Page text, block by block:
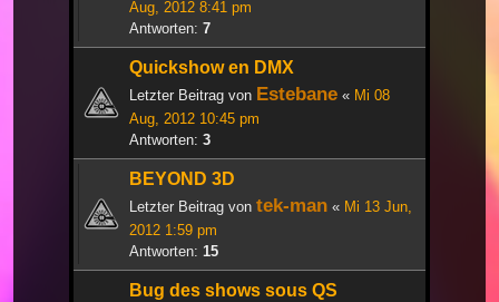
Aug, 2012 8:41 pm
Antworten: 7
Quickshow en DMX
Letzter Beitrag von Estebane « Mi 08
Aug, 2012 10:45 pm
Antworten: 3
BEYOND 3D
Letzter Beitrag von tek-man « Mi 13 Jun,
2012 1:59 pm
Antworten: 15
Bug des shows sous QS